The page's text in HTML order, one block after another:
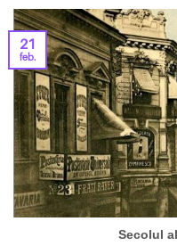
Secolul
21
feb.